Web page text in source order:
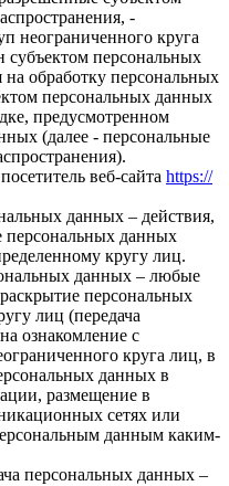
-
неограниченного круга
субъектом персональных
обработку персональных
персональных данных
предусмотренном
(далее - персональные
веб-сайта https://
данных – действия,
персональных данных
кругу лиц.
данных – любые
персональных
лиц (передача
ознакомление с
круга лиц, в
данных в
размещение в
сетях или
данным каким-
персональных данных –